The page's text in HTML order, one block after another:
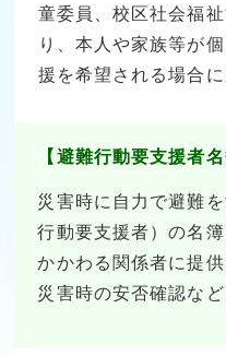
童委員、校区社会福
り、本人や家族等が
援を希望される場合
【避難行動要支援者名
災害時に自力で避難
行動要支援者）の名
かかわる関係者に提
災害時の安否確認な